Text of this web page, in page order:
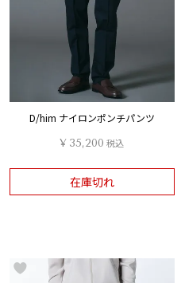
D/him ナイロンポンチパンツ
¥ 35,200 税込
在庫切れ